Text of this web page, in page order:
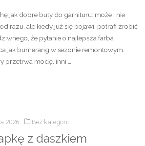
jak dobre buty do garnituru: może i nie
razu, ale kiedy już się pojawi, potrafi zrobić
że pytanie o najlepsza farba
jak bumerang w sezonie remontowym.
przetrwa modę, inni …
2026 Bez kategorii
z daszkiem